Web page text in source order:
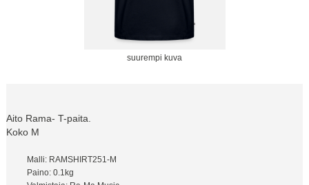
suurempi kuva
Aito Rama- T-paita.
Koko M
Malli: RAMSHIRT251-M
Paino: 0.1kg